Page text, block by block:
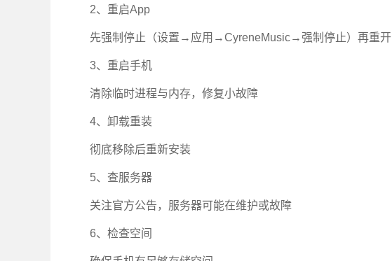
2、重启App
先强制停止（设置→应用→CyreneMusic→强制停止）再重开
3、重启手机
清除临时进程与内存，修复小故障
4、卸载重装
彻底移除后重新安装
5、查服务器
关注官方公告，服务器可能在维护或故障
6、检查空间